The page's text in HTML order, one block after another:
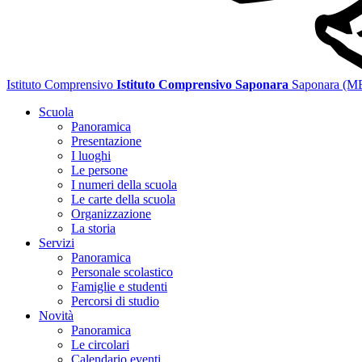
Istituto Comprensivo Istituto Comprensivo Saponara Saponara
Scuola
Panoramica
Presentazione
I luoghi
Le persone
I numeri della scuola
Le carte della scuola
Organizzazione
La storia
Servizi
Panoramica
Personale scolastico
Famiglie e studenti
Percorsi di studio
Novità
Panoramica
Le circolari
Calendario eventi